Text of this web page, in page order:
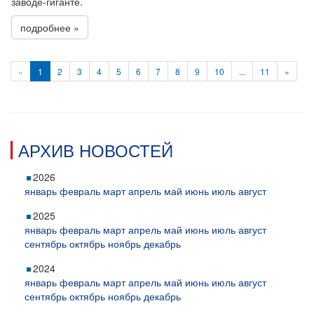
подробнее »
« 1 2 3 4 5 6 7 8 9 10 ... 11 »
АРХИВ НОВОСТЕЙ
2026
январь февраль март апрель май июнь июль август
2025
январь февраль март апрель май июнь июль август
сентябрь октябрь ноябрь декабрь
2024
январь февраль март апрель май июнь июль август
сентябрь октябрь ноябрь декабрь